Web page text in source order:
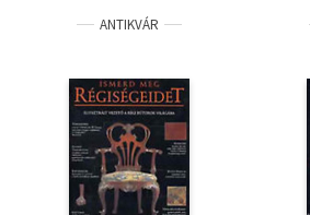
ANTIKVÁR